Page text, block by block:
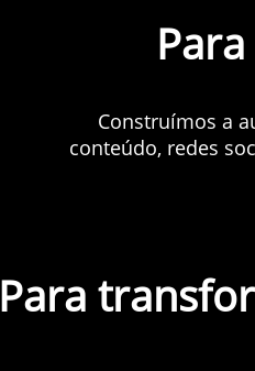
Construímos a
conteúdo, redes
Para